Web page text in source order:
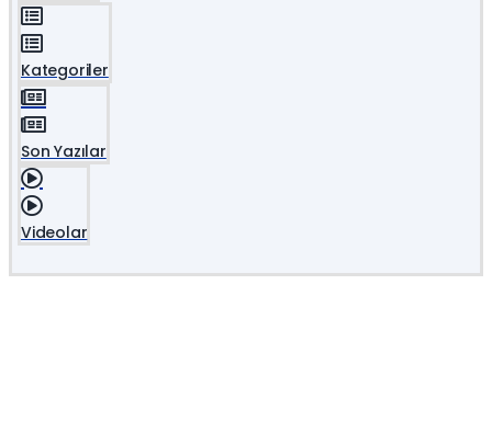
Kategoriler
Son Yazılar
Videolar